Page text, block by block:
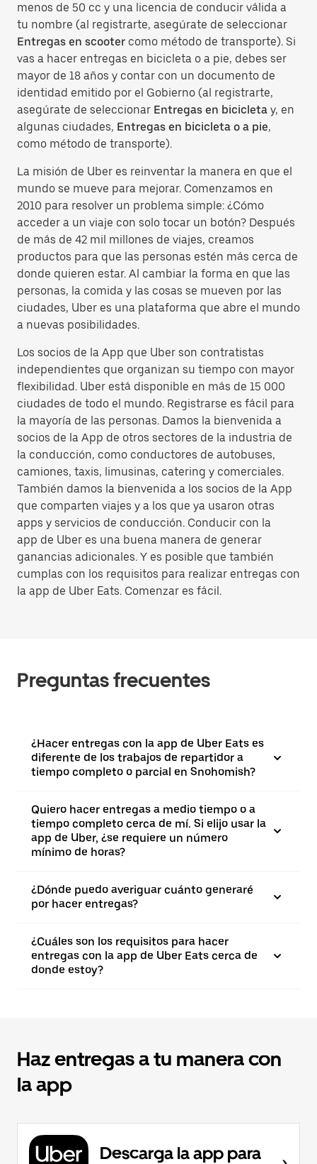
menos de 50 cc y una licencia de conducir válida a
tu nombre (al registrarte, asegúrate de seleccionar
Entregas en scooter como método de transporte). Si
vas a hacer entregas en bicicleta o a pie, debes ser
mayor de 18 años y contar con un documento de
identidad emitido por el Gobierno (al registrarte,
asegúrate de seleccionar Entregas en bicicleta y, en
algunas ciudades, Entregas en bicicleta o a pie,
como método de transporte).
La misión de Uber es reinventar la manera en que el
mundo se mueve para mejorar. Comenzamos en
2010 para resolver un problema simple: ¿Cómo
acceder a un viaje con solo tocar un botón? Después
de más de 42 mil millones de viajes, creamos
productos para que las personas estén más cerca de
donde quieren estar. Al cambiar la forma en que las
personas, la comida y las cosas se mueven por las
ciudades, Uber es una plataforma que abre el mundo
a nuevas posibilidades.
Los socios de la App que Uber son contratistas
independientes que organizan su tiempo con mayor
flexibilidad. Uber está disponible en más de 15 000
ciudades de todo el mundo. Registrarse es fácil para
la mayoría de las personas. Damos la bienvenida a
socios de la App de otros sectores de la industria de
la conducción, como conductores de autobuses,
camiones, taxis, limusinas, catering y comerciales.
También damos la bienvenida a los socios de la App
que comparten viajes y a los que ya usaron otras
apps y servicios de conducción. Conducir con la
app de Uber es una buena manera de generar
ganancias adicionales. Y es posible que también
cumplas con los requisitos para realizar entregas con
la app de Uber Eats. Comenzar es fácil.
Preguntas frecuentes
¿Hacer entregas con la app de Uber Eats es
diferente de los trabajos de repartidor a
tiempo completo o parcial en Snohomish?
Quiero hacer entregas a medio tiempo o a
tiempo completo cerca de mí. Si elijo usar la
app de Uber, ¿se requiere un número
mínimo de horas?
¿Dónde puedo averiguar cuánto generaré
por hacer entregas?
¿Cuáles son los requisitos para hacer
entregas con la app de Uber Eats cerca de
donde estoy?
Haz entregas a tu manera con
la app
Descarga la app para